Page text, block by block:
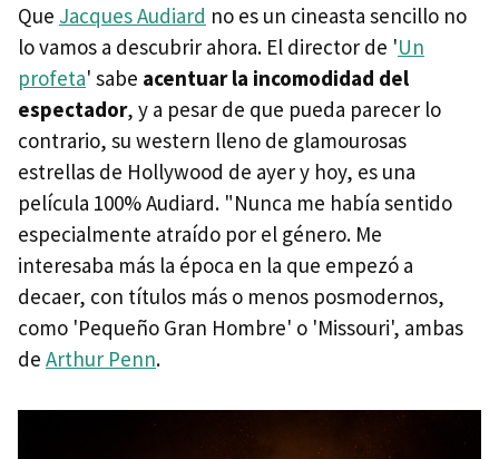
Que Jacques Audiard no es un cineasta sencillo no
lo vamos a descubrir ahora. El director de 'Un
profeta' sabe acentuar la incomodidad del
espectador, y a pesar de que pueda parecer lo
contrario, su western lleno de glamourosas
estrellas de Hollywood de ayer y hoy, es una
película 100% Audiard. "Nunca me había sentido
especialmente atraído por el género. Me
interesaba más la época en la que empezó a
decaer, con títulos más o menos posmodernos,
como 'Pequeño Gran Hombre' o 'Missouri', ambas
de Arthur Penn.